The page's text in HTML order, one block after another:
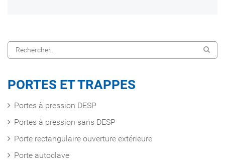
PORTES ET TRAPPES
Portes à pression DESP
Portes à pression sans DESP
Porte rectangulaire ouverture extérieure
Porte autoclave